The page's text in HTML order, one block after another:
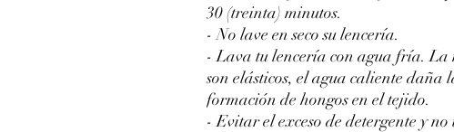
30 (treinta) minutos.
- No lave en seco su lencería.
- Lava tu lencería con agua fría. La
son elásticos, el agua caliente daña
formación de hongos en el tejido.
- Evitar el exceso de detergente y